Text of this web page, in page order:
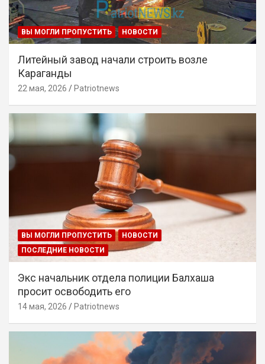
ВЫ МОГЛИ ПРОПУСТИТЬ НОВОСТИ
Литейный завод начали строить возле
Караганды
22 мая, 2026 Patriotnews
ВЫ МОГЛИ ПРОПУСТИТЬ
НОВОСТИ
ПОСЛЕДНИЕ НОВОСТИ
Экс начальник отдела полиции Балхаша
просит освободить его
14 мая, 2026 Patriotnews